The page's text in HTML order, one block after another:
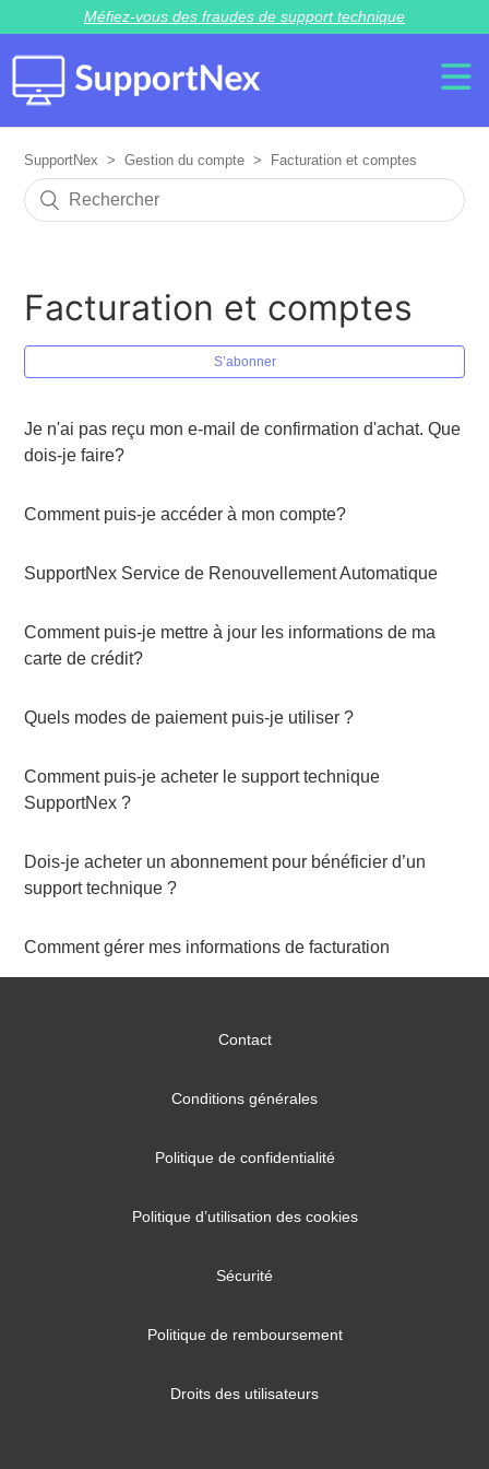
Méfiez-vous des fraudes de support technique
SupportNex Gestion du compte Facturation et comptes
Facturation et comptes
S’abonner
Je n'ai pas reçu mon e-mail de confirmation d'achat. Que
dois-je faire?
Comment puis-je accéder à mon compte?
SupportNex Service de Renouvellement Automatique
Comment puis-je mettre à jour les informations de ma
carte de crédit?
Quels modes de paiement puis-je utiliser ?
Comment puis-je acheter le support technique
SupportNex ?
Dois-je acheter un abonnement pour bénéficier d’un
support technique ?
Comment gérer mes informations de facturation
Contact
Conditions générales
Politique de confidentialité
Politique d’utilisation des cookies
Sécurité
Politique de remboursement
Droits des utilisateurs